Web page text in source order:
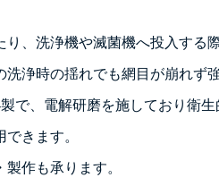
、洗浄機や滅菌機へ投入する
洗浄時の揺れでも網目が崩れず
で、電解研磨を施しており衛生
きます。
作も承ります。